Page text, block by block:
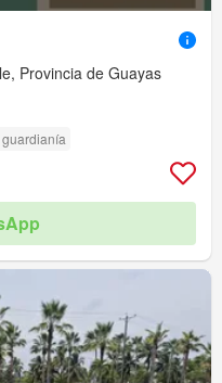
Provincia de Guayas